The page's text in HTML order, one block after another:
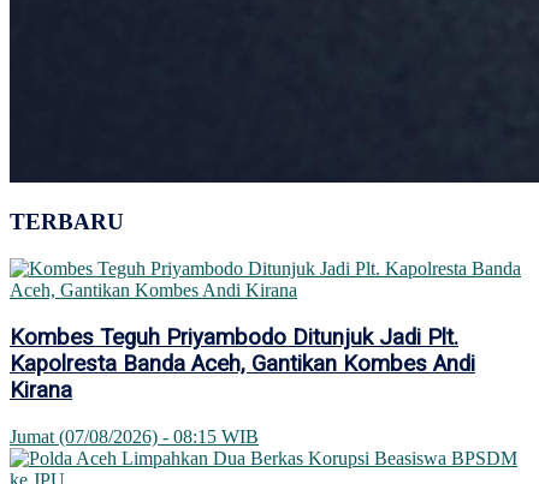
TERBARU
Kombes Teguh Priyambodo Ditunjuk Jadi Plt.
Kapolresta Banda Aceh, Gantikan Kombes Andi
Kirana
Jumat (07/08/2026) - 08:15 WIB